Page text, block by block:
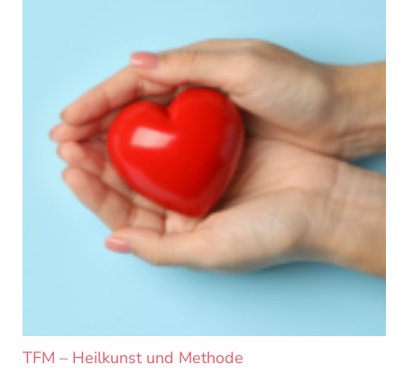
TFM – Heilkunst und Methode